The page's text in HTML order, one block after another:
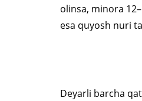
olinsa, minora
esa quyosh nuri
Deyarli barcha